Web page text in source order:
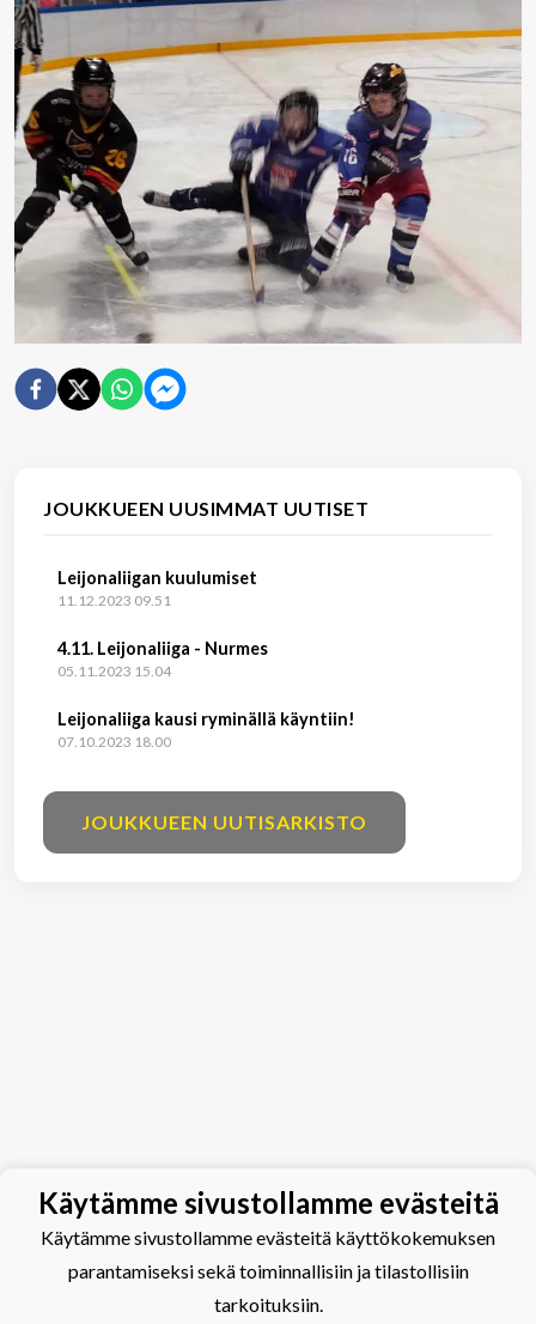
JOUKKUEEN UUSIMMAT UUTISET
Leijonaliigan kuulumiset
11.12.2023 09.51
4.11. Leijonaliiga - Nurmes
05.11.2023 15.04
Leijonaliiga kausi ryminällä käyntiin!
07.10.2023 18.00
JOUKKUEEN UUTISARKISTO
Käytämme sivustollamme evästeitä
Käytämme sivustollamme evästeitä käyttökokemuksen
parantamiseksi sekä toiminnallisiin ja tilastollisiin
tarkoituksiin.